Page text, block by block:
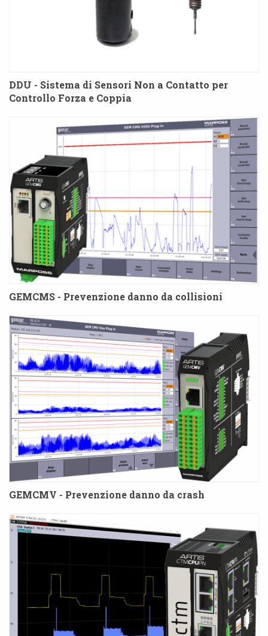
DDU - Sistema di Sensori Non a Contatto per
Controllo Forza e Coppia
GEMCMS - Prevenzione danno da collisioni
GEMCMV - Prevenzione danno da crash